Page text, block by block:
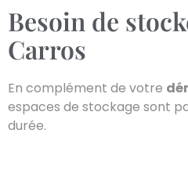
Besoin de
Carros
En complément de votre
espaces de stockage sont
durée.